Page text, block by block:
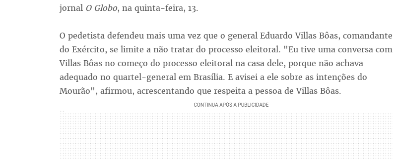
jornal O Globo, na quinta-feira, 13.
O pedetista defendeu mais uma vez que o general Eduardo Villas Bôas, comandante
do Exército, se limite a não tratar do processo eleitoral. "Eu tive uma conversa com
Villas Bôas no começo do processo eleitoral na casa dele, porque não achava
adequado no quartel-general em Brasília. E avisei a ele sobre as intenções do
Mourão", afirmou, acrescentando que respeita a pessoa de Villas Bôas.